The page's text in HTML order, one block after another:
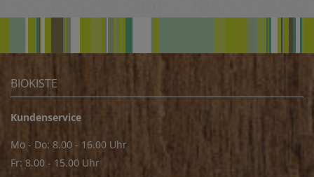
BIOKISTE
Kundenservice
Mo - Do: 8.00 - 16.00 Uhr
Fr: 8.00 - 15.00 Uhr